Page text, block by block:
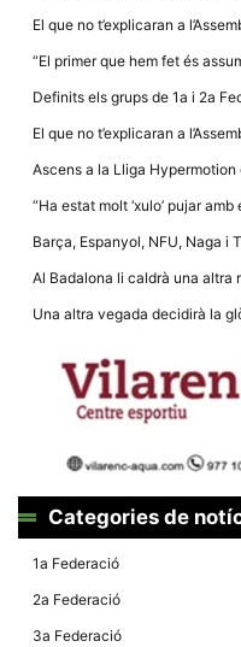
El que no t’explicaran a
“El primer que hem fet és
Definits els grups de 1a i 2a
El que no t’explicaran a
Ascens a la Lliga Hypermotion
“Ha estat molt ‘xulo’ pujar
Barça, Espanyol, NFU, Naga i
Al Badalona li caldrà una altra
Una altra vegada decidirà la
Categories de
1a Federació
2a Federació
3a Federació